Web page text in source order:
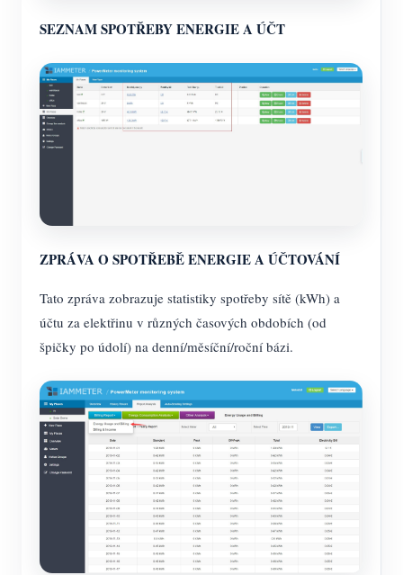
SEZNAM SPOTŘEBY ENERGIE A ÚČT
ZPRÁVA O SPOTŘEBĚ ENERGIE A ÚČTOVÁNÍ
Tato zpráva zobrazuje statistiky spotřeby sítě (kWh) a
účtu za elektřinu v různých časových obdobích (od
špičky po údolí) na denní/měsíční/roční bázi.